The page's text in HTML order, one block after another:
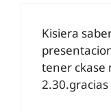
Kisiera
tener ckase
2.30.gracias